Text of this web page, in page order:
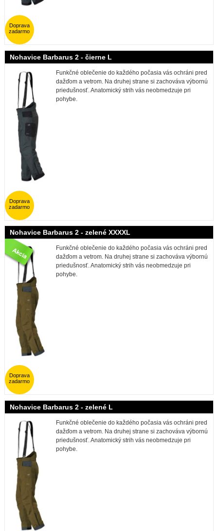
Doprava
zadarmo
Nohavice Barbarus 2 - čierne L
Funkčné oblečenie do každého počasia vás ochráni pred
dažďom a vetrom. Na druhej strane si zachováva výbornú
priedušnosť. Anatomický strih vás neobmedzuje pri
pohybe.
Doprava
zadarmo
Nohavice Barbarus 2 - zelené XXXXL
Funkčné oblečenie do každého počasia vás ochráni pred
dažďom a vetrom. Na druhej strane si zachováva výbornú
priedušnosť. Anatomický strih vás neobmedzuje pri
pohybe.
Doprava
zadarmo
Nohavice Barbarus 2 - zelené L
Funkčné oblečenie do každého počasia vás ochráni pred
dažďom a vetrom. Na druhej strane si zachováva výbornú
priedušnosť. Anatomický strih vás neobmedzuje pri
pohybe.